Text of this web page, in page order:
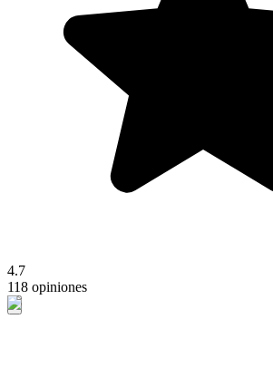
4.7
118 opiniones